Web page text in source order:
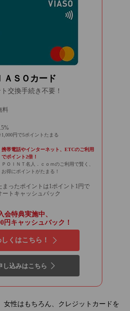
ＡＳＯカード
交換手続き不要！
料
1,000円で5ポイントたまる
携帯電話やインターネット、ETCのご利用
でポイント2倍！
ＰＯＩＮＴ名人．ｃｏｍのご利用で賢く、
お得にポイントがたまる！
まったポイントは1ポイント1円で
ート キャッシュ バック
会特典実施中、
円キャッシュバック！
しくはこちら！
し込みはこちら
女性はもちろん、クレジットカードを